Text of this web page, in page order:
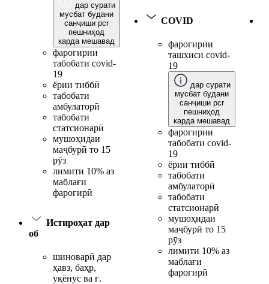
дар сурати
мусбат будани
санҷиши pcr
пешниҳод
карда мешавад
фарогирии
табобати covid-
19
ёрии тиббӣ
табобати
амбулаторӣ
табобати
статсионарӣ
мушоҳидаи
маҷбурӣ то 15
рӯз
лимити 10% аз
маблағи
фарогирӣ
Истироҳат дар
об
шиноварӣ дар
ҳавз, баҳр,
уқёнус ва ғ.
COVID
фарогирии
ташхиси covid-
19
дар сурати
мусбат будани
санҷиши pcr
пешниҳод
карда мешавад
фарогирии
табобати covid-
19
ёрии тиббӣ
табобати
амбулаторӣ
табобати
статсионарӣ
мушоҳидаи
маҷбурӣ то 15
рӯз
лимити 10% аз
маблағи
фарогирӣ